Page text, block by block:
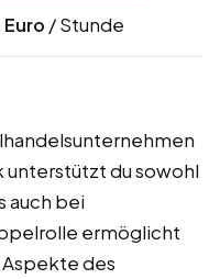
Euro / Stunde
du sowohl
auch bei
ermöglicht
des